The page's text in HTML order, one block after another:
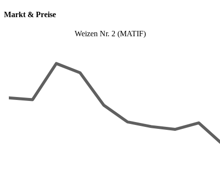
Markt & Preise
Weizen Nr. 2 (MATIF)